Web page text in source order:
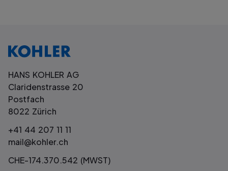
HANS KOHLER AG
Claridenstrasse 20
Postfach
8022 Zürich
+41 44 207 11 11
mail@kohler.ch
CHE-174.370.542 (MWST)